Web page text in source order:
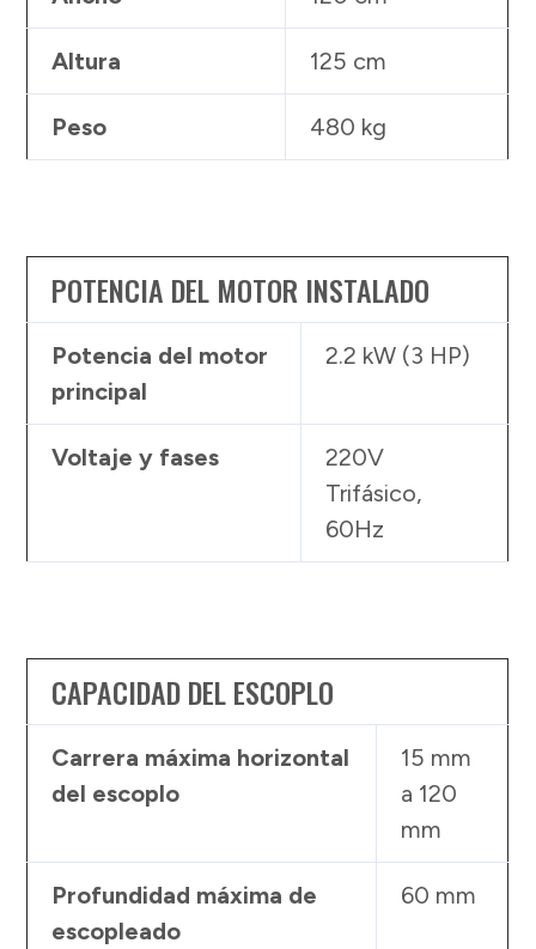
Altura 125 cm
Peso 480 kg
POTENCIA DEL MOTOR INSTALADO
Potencia del motor
principal
2.2 kW (3 HP)
Voltaje y fases
220V
Trifásico,
60Hz
CAPACIDAD DEL ESCOPLO
Carrera máxima horizontal
del escoplo
15 mm
a 120
mm
Profundidad máxima de
escopleado
60 mm